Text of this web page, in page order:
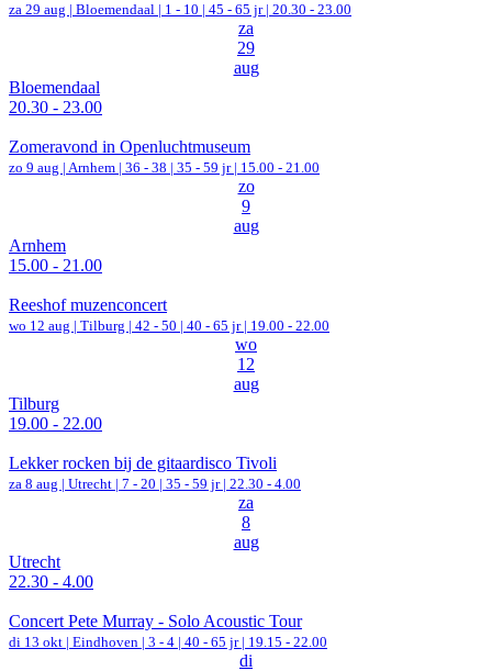
za 29 aug | Bloemendaal | 1 - 10 | 45 - 65 jr | 20.30 - 23.00
za
29
aug
Bloemendaal
20.30 - 23.00
Zomeravond in Openluchtmuseum
zo 9 aug | Arnhem | 36 - 38 | 35 - 59 jr | 15.00 - 21.00
zo
9
aug
Arnhem
15.00 - 21.00
Reeshof muzenconcert
wo 12 aug | Tilburg | 42 - 50 | 40 - 65 jr | 19.00 - 22.00
wo
12
aug
Tilburg
19.00 - 22.00
Lekker rocken bij de gitaardisco Tivoli
za 8 aug | Utrecht | 7 - 20 | 35 - 59 jr | 22.30 - 4.00
za
8
aug
Utrecht
22.30 - 4.00
Concert Pete Murray - Solo Acoustic Tour
di 13 okt | Eindhoven | 3 - 4 | 40 - 65 jr | 19.15 - 22.00
di